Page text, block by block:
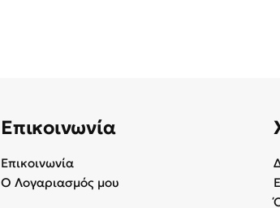
Επικοινωνία
Επικοινωνία
Ο Λογαριασμός μου